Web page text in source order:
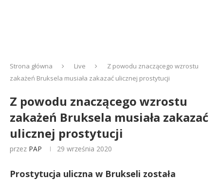
Strona główna Live
Z powodu znaczącego wzrostu
zakażeń Bruksela musiała zakazać ulicznej prostytucji
Z powodu znaczącego wzrostu
zakażeń Bruksela musiała zakazać
ulicznej prostytucji
przez PAP 29 września 2020
Prostytucja uliczna w Brukseli została